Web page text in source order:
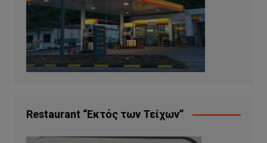
Restaurant “Εκτός των Τείχων”